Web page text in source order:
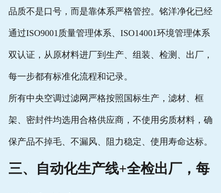
品质不是口号，而是靠体系严格管控。铭洋净化已经
通过ISO9001质量管理体系、ISO14001环境管理体系
双认证，从原材料进厂到生产、组装、检测、出厂，
每一步都有标准化流程和记录。
所有中央空调过滤网严格按照国标生产，滤材、框
架、密封件均选用合格供应商，不使用劣质材料，确
保产品不掉毛、不漏风、阻力稳定、使用寿命达标。
三、自动化生产线+全检出厂，每